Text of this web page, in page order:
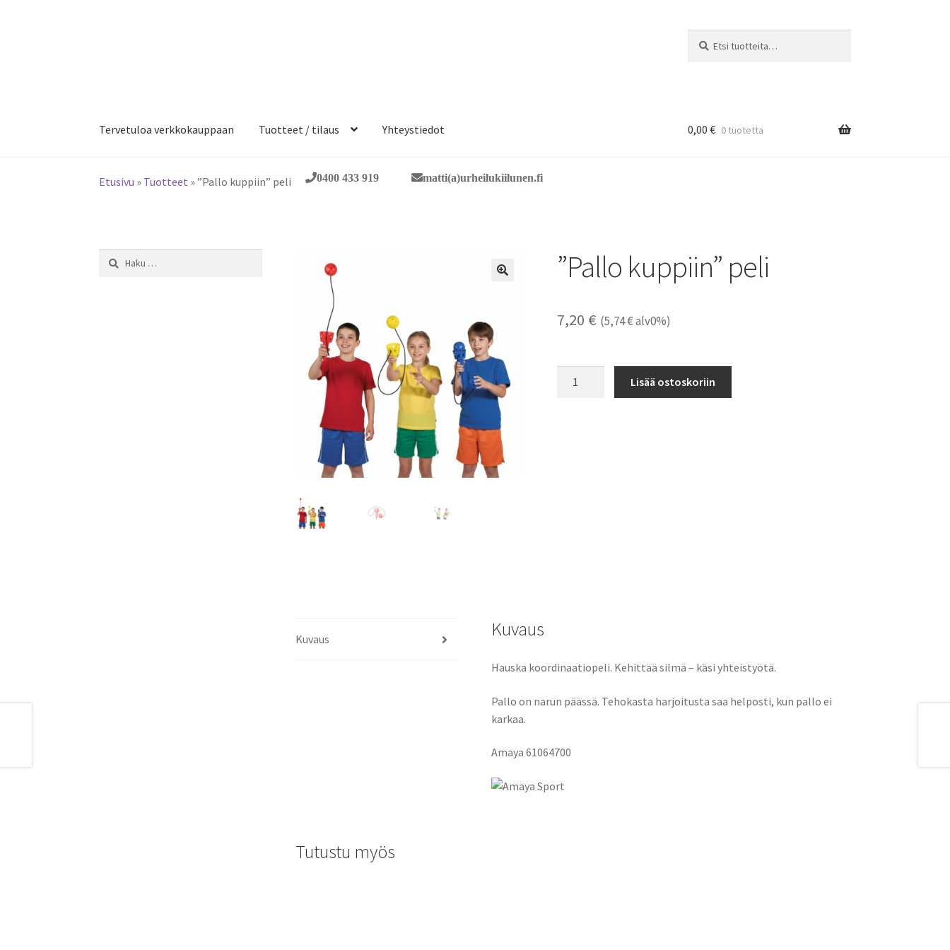
0400 433 919 matti(a)urheilukiilunen.fi
Tervetuloa verkkokauppaan Tuotteet / tilaus Yhteystiedot 0,00 € 0 tuotetta
Etusivu » Tuotteet »”Pallo kuppiin” peli
”Pallo kuppiin” peli
7,20 € (5,74€alv0%)
Lisää ostoskoriin
Kuvaus Kuvaus
Hauska koordinaatiopeli. Kehittää silmä – käsi yhteistyötä.
Pallo on narun päässä. Tehokasta harjoitusta saa helposti, kun pallo ei
karkaa.
Amaya 61064700
Tutustu myös
Haku: